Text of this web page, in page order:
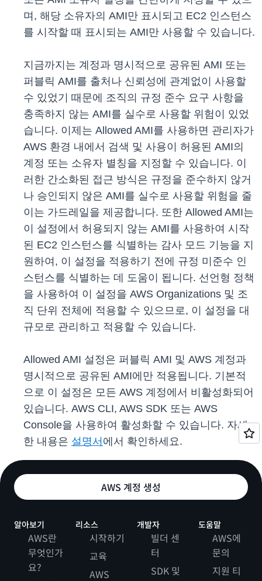
며, 해당 소유자의 AMI만 표시되고 EC2 인스턴스
를 시작할 때 표시되는 AMI만 사용할 수 있습니다.
지금까지는 계정과 명시적으로 공유된 AMI 또는
퍼블릭 AMI를 출처나 신뢰성에 관계없이 사용할
수 있었기 때문에 조직의 규정 준수 요구 사항을
충족하지 않는 AMI를 실수로 사용할 위험이 있었
습니다. 이제는 Allowed AMI를 사용하면 관리자가
AWS 환경 내에서 검색 및 사용이 허용된 AMI의
계정 또는 소유자 별칭을 지정할 수 있습니다. 이
러한 간소화된 접근 방식은 규정을 준수하지 않거
나 승인되지 않은 AMI를 실수로 사용할 위험을 줄
이는 가드레일을 제공합니다. 또한 Allowed AMI는
이 설정에서 허용되지 않는 AMI를 사용하여 시작
된 EC2 인스턴스를 식별하는 감사 모드 기능을 지
원하여, 이 설정을 적용하기 전에 규정 미준수 인
스턴스를 식별하는 데 도움이 됩니다. 선언형 정책
을 사용하여 이 설정을 AWS Organizations 및 조
직 단위 전체에 적용할 수 있으므로, 이 설정을 대
규모로 관리하고 적용할 수 있습니다.
Allowed AMI 설정은 퍼블릭 AMI 및 AWS 계정과
명시적으로 공유된 AMI에만 적용됩니다. 기본적
으로 이 설정은 모든 AWS 계정에서 비활성화되어
있습니다. AWS CLI, AWS SDK 또는 AWS
Console을 사용하여 활성화할 수 있습니다. 자세
한 내용은 설명서 에서 확인하세요.
AWS 계정 생성
알아보기
AWS란
무엇인가
요?
리소스
시작하기
교육
AWS
개발자
빌더 센
터
SDK 및
도움말
AWS에
문의
지원 티